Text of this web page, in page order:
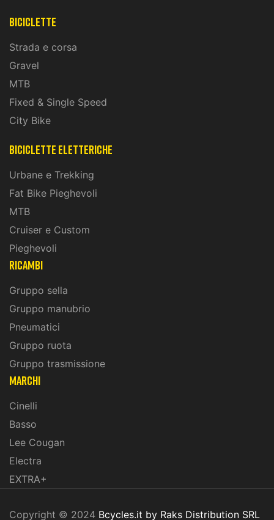
Biciclette
Strada e corsa
Gravel
MTB
Fixed & Single Speed
City Bike
biciclette eletteriche
Urbane e Trekking
Fat Bike Pieghevoli
MTB
Cruiser e Custom
Pieghevoli
ricambi
Gruppo sella
Gruppo manubrio
Pneumatici
Gruppo ruota
Gruppo trasmissione
marchi
Cinelli
Basso
Lee Cougan
Electra
EXTRA+
Copyright © 2024 Bcycles.it by Raks Distribution SRL